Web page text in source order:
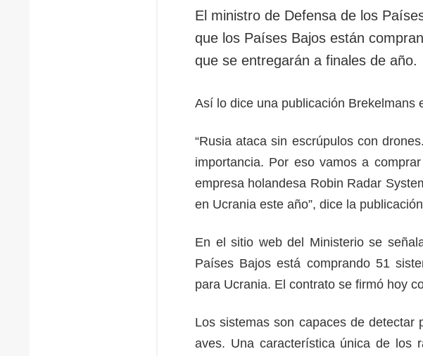
El ministro de Defensa de los
que los Países Bajos están
que se entregarán a finales de año.
Así lo dice una publicación Brekelmans
“Rusia ataca sin escrúpulos con
importancia. Por eso vamos a
empresa holandesa Robin Radar
en Ucrania este año”, dice la
En el sitio web del Ministerio se
Países Bajos está comprando 51
para Ucrania. El contrato se firmó hoy
Los sistemas son capaces de detectar
aves. Una característica única de los